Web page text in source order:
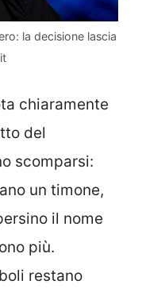
la decisione lascia
chiaramente
del
scomparsi:
un timone,
il nome
più.
restano